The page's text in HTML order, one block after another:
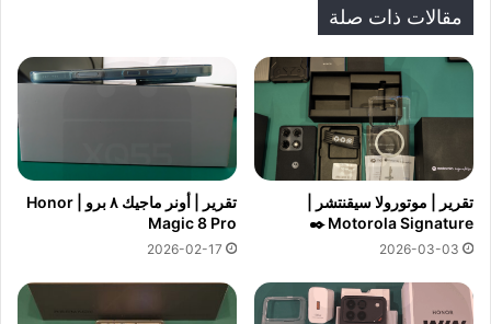
مقالات ذات صلة
تقرير | موتورولا سيقنتشر |
Motorola Signature ✒️
2026-03-03
تقرير | أونر ماجيك ٨ برو | Honor
Magic 8 Pro
2026-02-17